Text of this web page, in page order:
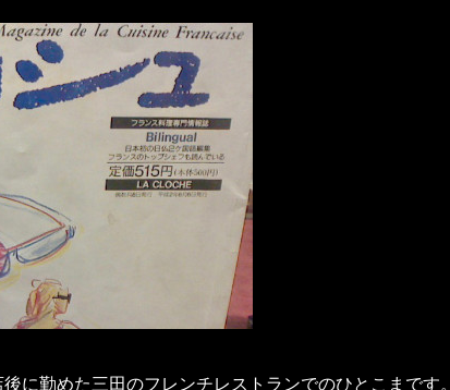
に勤めた三田のフレンチレストランでのひとこまです。